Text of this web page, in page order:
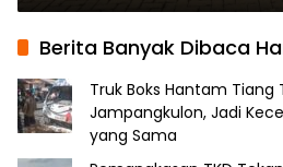
Berita Banyak Dibaca
Truk Boks Hantam Tiang
Jampangkulon, Jadi
yang Sama